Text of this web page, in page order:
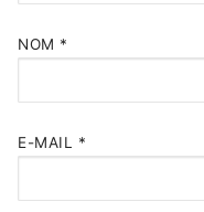
NOM *
E-MAIL *